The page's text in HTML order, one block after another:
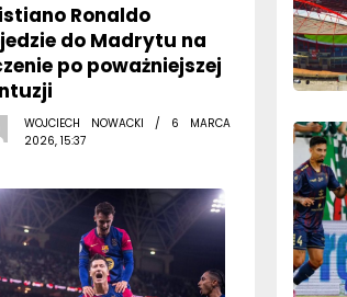
Ronaldo
do Madrytu na
po poważniejszej
WOJCIECH NOWACKI / 6 MARCA
2026, 15:37